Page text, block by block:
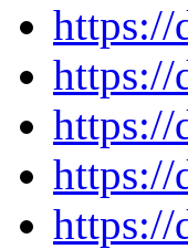
https://
https://
https://
https://
https://